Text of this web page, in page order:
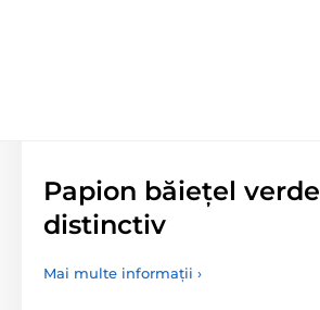
Papion băiețel verde
distinctiv
Mai multe informații ›